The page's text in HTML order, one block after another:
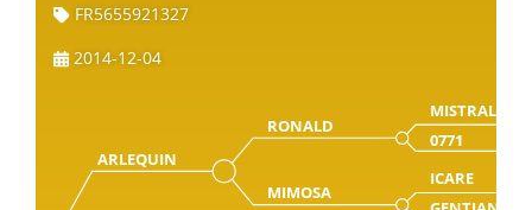
FR5655921327
2014-12-04
ARLEQUIN
RONALD
MISTRAL
0771
MIMOSA
ICARE